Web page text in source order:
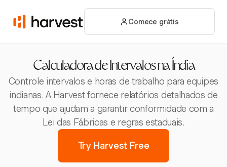
Comece grátis
Calculadora de Intervalos na Índia
Controle intervalos e horas de trabalho para equipes
indianas. A Harvest fornece relatórios detalhados de
tempo que ajudam a garantir conformidade com a
Lei das Fábricas e regras estaduais.
Try Harvest Free